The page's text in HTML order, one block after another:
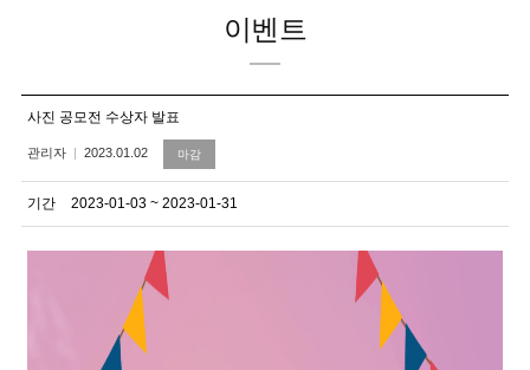
이벤트
사진 공모전 수상자 발표
관리자 2023.01.02 마감
기간 2023-01-03 ~ 2023-01-31